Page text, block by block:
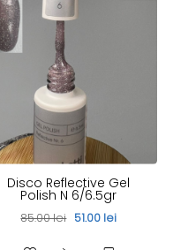
Disco Reflective Gel
Polish N 6/6.5gr
85.00 lei 51.00 lei